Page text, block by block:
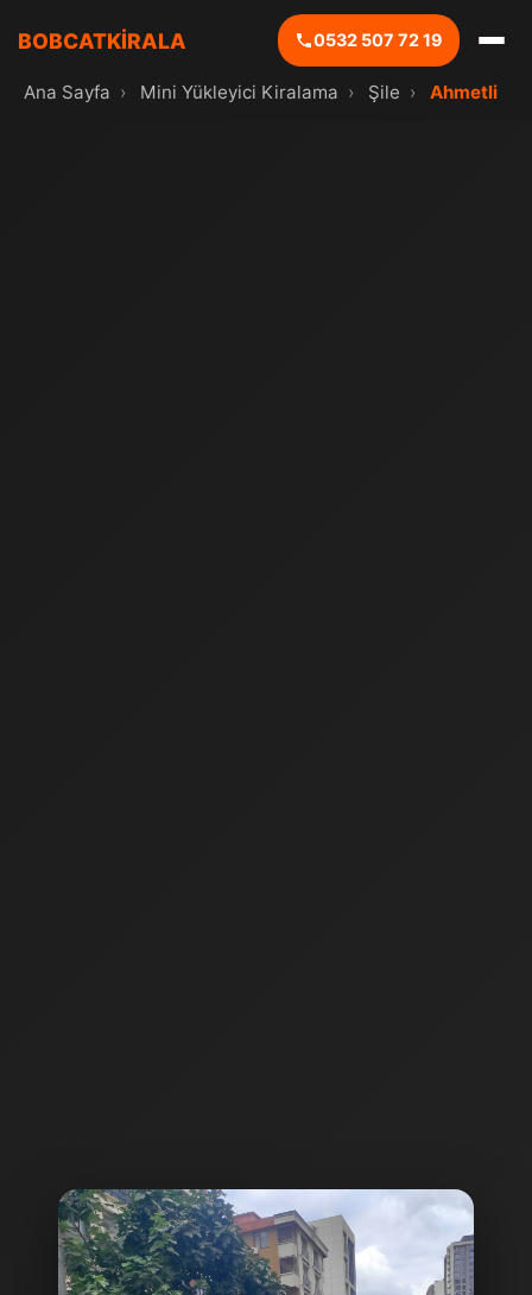
BOBCATKİRALA 0532 507 72 19
Ana Sayfa › Mini Yükleyici Kiralama › Şile › Ahmetli